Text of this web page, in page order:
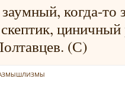
когда-
(С)